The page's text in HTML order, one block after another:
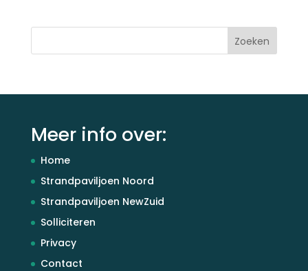
Meer info over:
Home
Strandpaviljoen Noord
Strandpaviljoen NewZuid
Solliciteren
Privacy
Contact